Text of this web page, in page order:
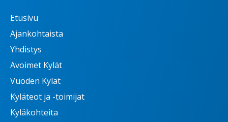
Etusivu
Ajankohtaista
Yhdistys
Avoimet Kylät
Vuoden Kylät
Kyläteot ja -toimijat
Kyläkohteita